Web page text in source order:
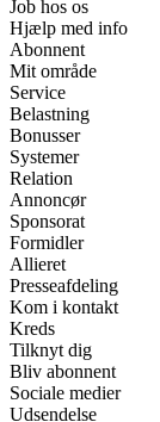
Job hos os
Hjælp med info
Abonnent
Mit område
Service
Belastning
Bonusser
Systemer
Relation
Annoncør
Sponsorat
Formidler
Allieret
Presseafdeling
Kom i kontakt
Kreds
Tilknyt dig
Bliv abonnent
Sociale medier
Udsendelse